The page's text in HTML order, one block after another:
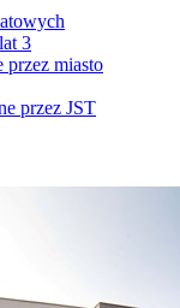
3
miasto
przez JST